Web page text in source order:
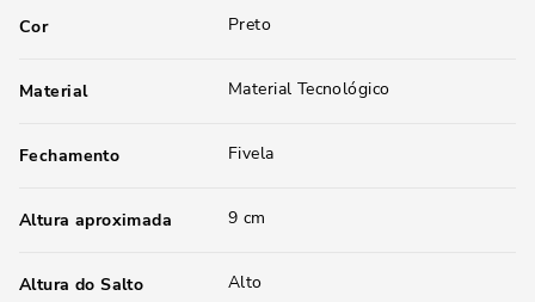
Cor Preto
Material Material Tecnológico
Fechamento Fivela
Altura aproximada 9 cm
Altura do Salto Alto